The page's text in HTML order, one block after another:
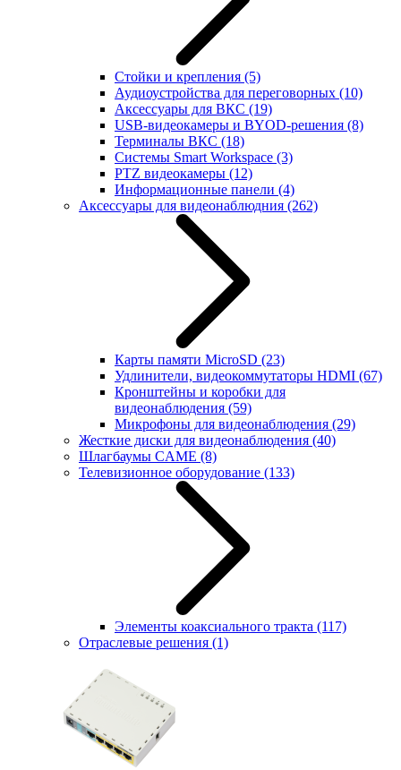
Стойки и крепления (5)
Аудиоустройства для переговорных (10)
Аксессуары для ВКС (19)
USB-видеокамеры и BYOD-решения (8)
Терминалы ВКС (18)
Системы Smart Workspace (3)
PTZ видеокамеры (12)
Информационные панели (4)
Аксессуары для видеонаблюдния (262)
Карты памяти MicroSD (23)
Удлинители, видеокоммутаторы HDMI (67)
Кронштейны и коробки для
видеонаблюдения (59)
Микрофоны для видеонаблюдения (29)
Жесткие диски для видеонаблюдения (40)
Шлагбаумы CAME (8)
Телевизионное оборудование (133)
Элементы коаксиального тракта (117)
Отраслевые решения (1)